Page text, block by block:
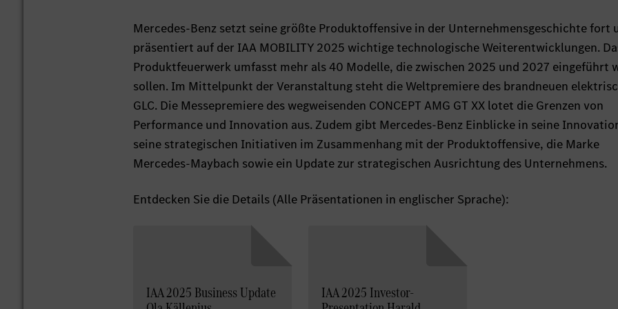
Mercedes-Benz setzt seine größte Produktoffensive in der Unternehmensgeschichte fort
präsentiert auf der IAA MOBILITY 2025 wichtige technologische Weiterentwicklungen.
Produktfeuerwerk umfasst mehr als 40 Modelle, die zwischen 2025 und 2027 eingeführt
sollen. Im Mittelpunkt der Veranstaltung steht die Weltpremiere des brandneuen
GLC. Die Messepremiere des wegweisenden CONCEPT AMG GT XX lotet die Grenzen von
Performance und Innovation aus. Zudem gibt Mercedes-Benz Einblicke in seine
seine strategischen Initiativen im Zusammenhang mit der Produktoffensive, die Marke
Mercedes-Maybach sowie ein Update zur strategischen Ausrichtung des Unternehmens.
Entdecken Sie die Details (Alle Präsentationen in englischer Sprache):
IAA 2025 Business Update IAA 2025 Investor-